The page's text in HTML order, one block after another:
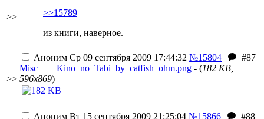
>>
>>15789
из книги, наверное.
>>
Аноним Ср 09 сентября 2009 17:44:32 №15804
#87
Misc____Kino_no_Tabi_by_catfish_ohm.png - (182 KB,
596x869)
Аноним Вт 15 сентября 2009 21:25:04 №15866
#88